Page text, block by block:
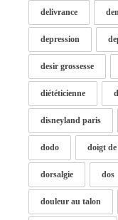
delivrance
depression
desir grossesse
diététicienne
disneyland paris
dodo doigt
dorsalgie dos
douleur au talon